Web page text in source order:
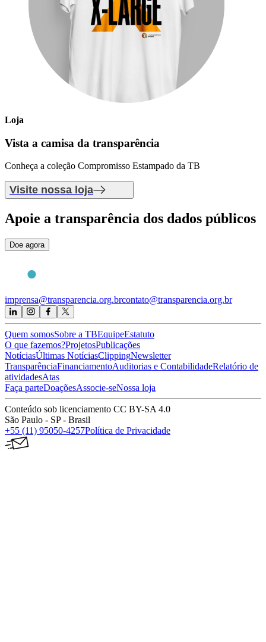
Loja
Vista a camisa da transparência
Conheça a coleção Compromisso Estampado da TB
Visite nossa loja
Apoie a transparência dos dados públicos
Doe agora
imprensa@transparencia.org.brcontato@transparencia.org.br
Quem somosSobre a TBEquipeEstatuto
O que fazemos?ProjetosPublicações
NotíciasÚltimas NotíciasClippingNewsletter
TransparênciaFinanciamentoAuditorias e ContabilidadeRelatório de
atividadesAtas
Faça parteDoaçõesAssocie-seNossa loja
Conteúdo sob licenciamento CC BY-SA 4.0
São Paulo - SP - Brasil
+55 (11) 95050-4257Política de Privacidade